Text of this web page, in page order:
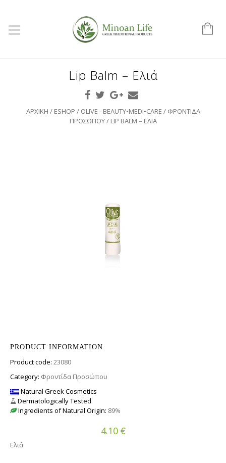
Lip Balm – Ελιά
ΑΡΧΙΚΉ / ESHOP / OLIVE - BEAUTY•MEDI•CARE / ΦΡΟΝΤΊΔΑ
ΠΡΟΣΏΠΟΥ/ LIP BALM – ΕΛΙΆ
PRODUCT INFORMATION
Product code: 23080
Category: Φροντίδα Προσώπου
Natural Greek Cosmetics
Dermatologically Tested
Ingredients of Natural Origin: 89%
4.10 €
Ελιά